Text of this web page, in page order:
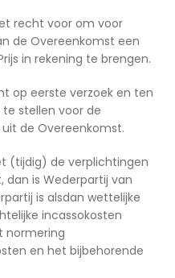
recht voor om voor
de Overeenkomst een
in rekening te brengen.
eerste verzoek en ten
stellen voor de
de Overeenkomst.
de verplichtingen
is Wederpartij van
is alsdan wettelijke
incassokosten
normering
en het bijbehorende